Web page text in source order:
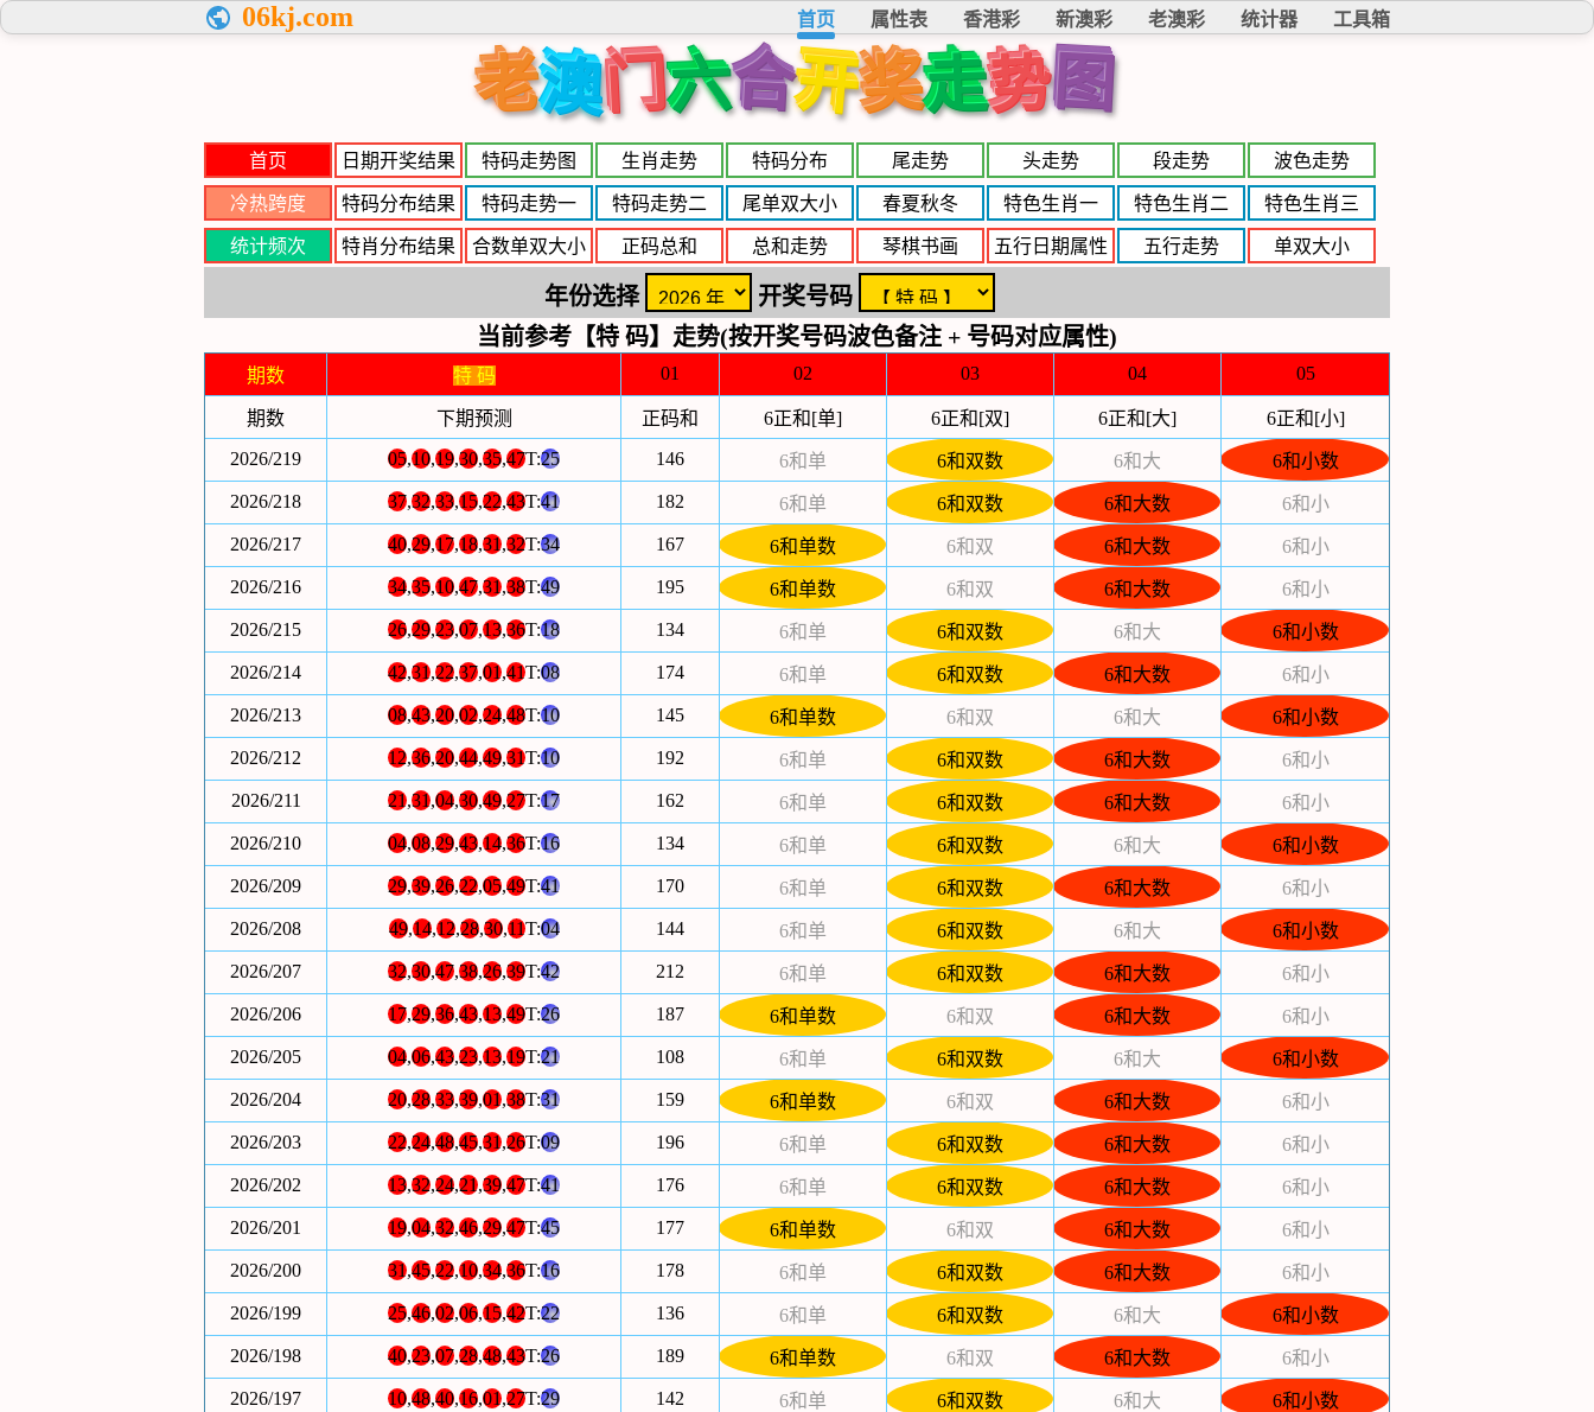
06kj.com 首页 属性表 香港彩 新澳彩 老澳彩 统计器 工具箱
老澳门六合开奖走势图
首页 日期开奖结果 特码走势图 生肖走势 特码分布 尾走势 头走势 段走势 波色走势
冷热跨度 特码分布结果 特码走势一 特码走势二 尾单双大小 春夏秋冬 特色生肖一 特色生肖二 特色生肖三
统计频次 特肖分布结果 合数单双大小 正码总和 总和走势 琴棋书画 五行日期属性 五行走势 单双大小
年份选择
开奖号码
当前参考【特 码】走势(按开奖号码波色备注 + 号码对应属性)
期数 特 码 01 02 03 04 05
期数 下期预测 正码和 6正和[单] 6正和[双] 6正和[大]
6正和[小]
2026/219
05,10,19,30,35,47T:25 146 6和单 6和双数 6和大
6和小数
2026/218
37,32,33,15,22,43T:41 182 6和单 6和双数 6和大数
6和小
2026/217
40,29,17,18,31,32T:34 167 6和单数 6和双 6和大数
6和小
2026/216
34,35,10,47,31,38T:49 195 6和单数 6和双 6和大数
6和小
2026/215
26,29,23,07,13,36T:18 134 6和单 6和双数 6和大
6和小数
2026/214
42,31,22,37,01,41T:08 174 6和单 6和双数 6和大数
6和小
2026/213
08,43,20,02,24,48T:10 145 6和单数 6和双 6和大
6和小数
2026/212
12,36,20,44,49,31T:10 192 6和单 6和双数 6和大数
6和小
2026/211
21,31,04,30,49,27T:17 162 6和单 6和双数 6和大数
6和小
2026/210
04,08,29,43,14,36T:16 134 6和单 6和双数 6和大
6和小数
2026/209
29,39,26,22,05,49T:41 170 6和单 6和双数 6和大数
6和小
2026/208
49,14,12,28,30,11T:04 144 6和单 6和双数 6和大
6和小数
2026/207
32,30,47,38,26,39T:42 212 6和单 6和双数 6和大数
6和小
2026/206
17,29,36,43,13,49T:26 187 6和单数 6和双 6和大数
6和小
2026/205
04,06,43,23,13,19T:21 108 6和单 6和双数 6和大
6和小数
2026/204
20,28,33,39,01,38T:31 159 6和单数 6和双 6和大数
6和小
2026/203
22,24,48,45,31,26T:09 196 6和单 6和双数 6和大数
6和小
2026/202
13,32,24,21,39,47T:41 176 6和单 6和双数 6和大数
6和小
2026/201
19,04,32,46,29,47T:45 177 6和单数 6和双 6和大数
6和小
2026/200
31,45,22,10,34,36T:16 178 6和单 6和双数 6和大数
6和小
2026/199
25,46,02,06,15,42T:22 136 6和单 6和双数 6和大
6和小数
2026/198
40,23,07,28,48,43T:26 189 6和单数 6和双 6和大数
6和小
2026/197
10,48,40,16,01,27T:29 142 6和单 6和双数 6和大
6和小数